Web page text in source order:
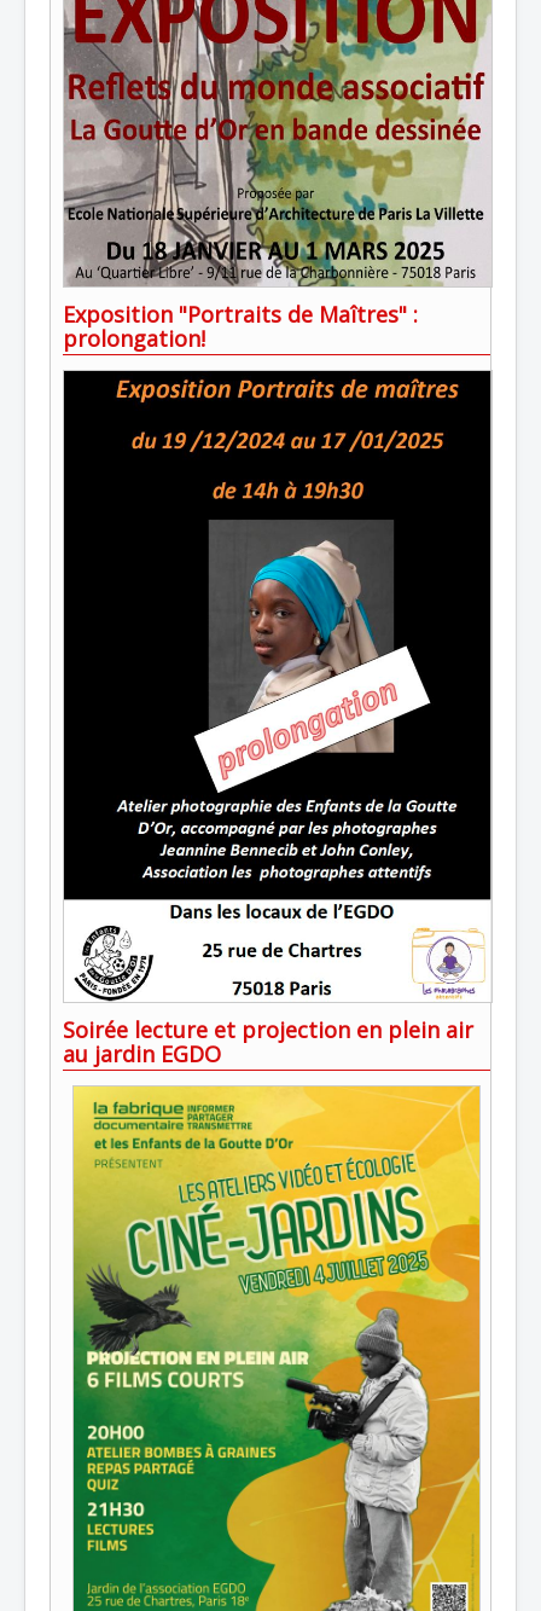
Exposition "Portraits de Maîtres" :
prolongation!
Soirée lecture et projection en plein air
au jardin EGDO